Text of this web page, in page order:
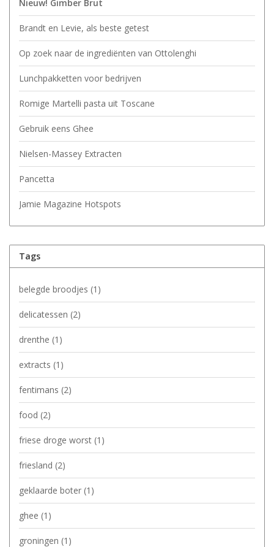
Nieuw! Gimber Brut
Brandt en Levie, als beste getest
Op zoek naar de ingrediënten van Ottolenghi
Lunchpakketten voor bedrijven
Romige Martelli pasta uit Toscane
Gebruik eens Ghee
Nielsen-Massey Extracten
Pancetta
Jamie Magazine Hotspots
Tags
belegde broodjes (1)
delicatessen (2)
drenthe (1)
extracts (1)
fentimans (2)
food (2)
friese droge worst (1)
friesland (2)
geklaarde boter (1)
ghee (1)
groningen (1)